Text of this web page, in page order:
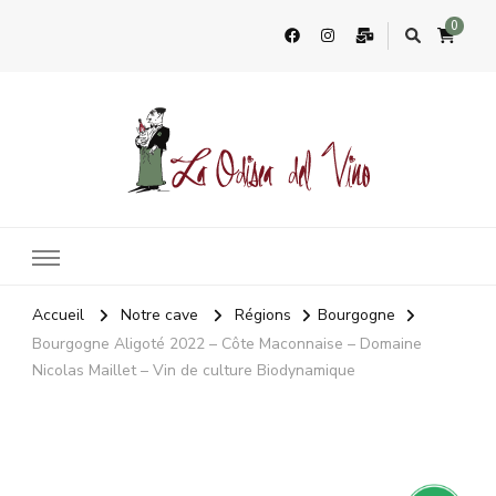
0
Accueil Notre cave Régions
Bourgogne
Bourgogne Aligoté 2022 – Côte Maconnaise – Domaine
Nicolas Maillet – Vin de culture Biodynamique